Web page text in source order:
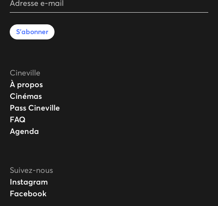
S'abonner
Cineville
À propos
Cinémas
Pass Cineville
FAQ
Agenda
Suivez-nous
Instagram
Facebook